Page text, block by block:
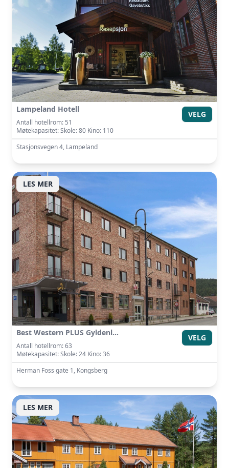
Lampeland Hotell
Antall hotellrom: 51
Møtekapasitet: Skole: 80 Kino: 110
Stasjonsvegen 4, Lampeland
VELG
LES MER
Best Western PLUS Gyldenløve Hotell
Antall hotellrom: 63
Møtekapasitet: Skole: 24 Kino: 36
Herman Foss gate 1, Kongsberg
VELG
LES MER